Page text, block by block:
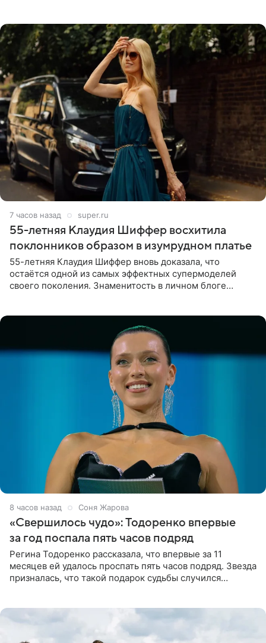
7 часов назад super.ru
55-летняя Клаудия Шиффер восхитила
поклонников образом в изумрудном платье
55-летняя Клаудия Шиффер вновь доказала, что
остаётся одной из самых эффектных супермоделей
своего поколения. Знаменитость в личном блоге
8 часов назад Соня Жарова
«Свершилось чудо»: Тодоренко впервые
за год поспала пять часов подряд
Регина Тодоренко рассказала, что впервые за 11
месяцев ей удалось проспать пять часов подряд. Звезда
призналась, что такой подарок судьбы случился